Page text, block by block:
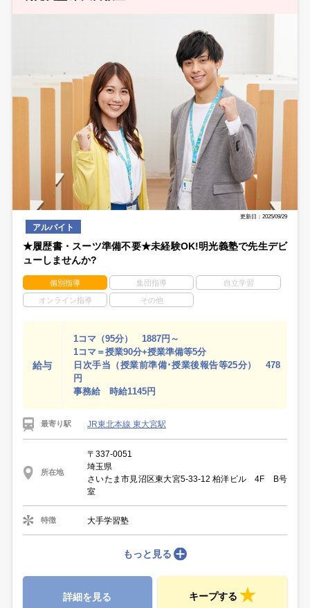
更新日：2025/09/29
アルバイト
★履歴書・スーツ準備不要★未経験OK!明光義塾で先生デビ
ューしませんか?
個別指導 集団指導 自立学習
オンライン指導 その他
給与
1コマ（95分） 1887円～
1コマ＝授業90分+授業準備等5分
日次手当（授業前準備･授業後報告等25分） 478
円
事務給 時給1145円
最寄り駅 JR東北本線 東大宮駅
所在地
〒337-0051
埼玉県
さいたま市見沼区東大宮5‐33‐12 柏洋ビル 4F B号
室
特徴 大手学習塾
もっと見る
詳細を見る キープする